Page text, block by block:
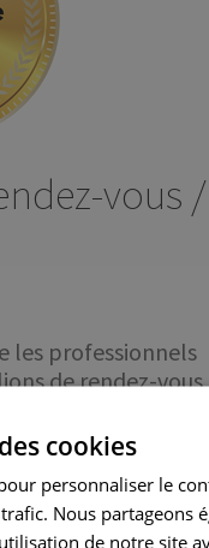
vous /
les professionnels
de rendez-vous
le meilleur
ainsi vous
et vos patients.
cookies
personnaliser le
Nous partageons
de notre site